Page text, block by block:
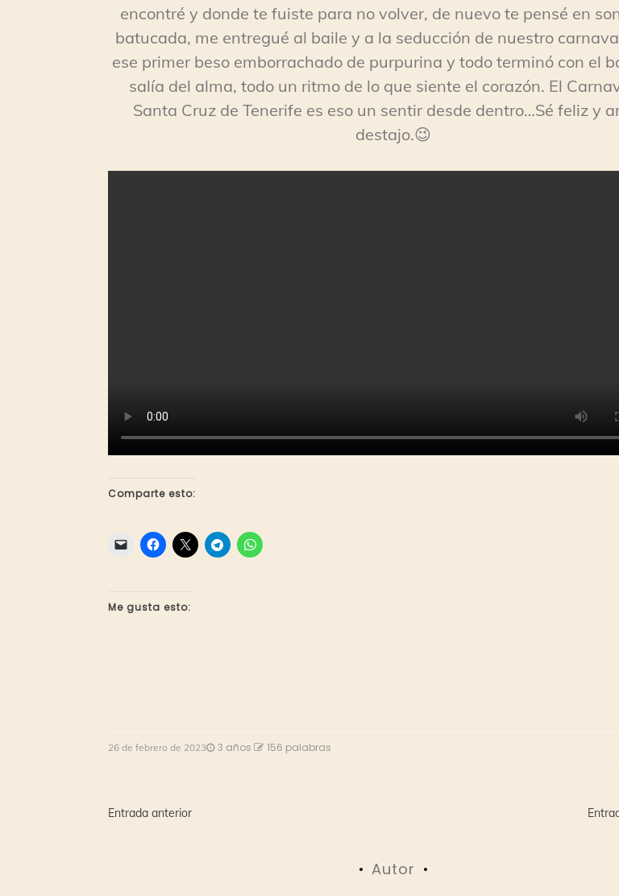
encontré y donde te fuiste para no volver, de nuevo te pensé en
batucada, me entregué al baile y a la seducción de nuestro
ese primer beso emborrachado de purpurina y todo terminó con el
salía del alma, todo un ritmo de lo que siente el corazón. El
Santa Cruz de Tenerife es eso un sentir desde dentro…Sé feliz y
destajo.😉
Comparte esto:
Me gusta esto:
26 de febrero de 2023 3 años 156 palabras
Navegación
Entrada anterior
Autor